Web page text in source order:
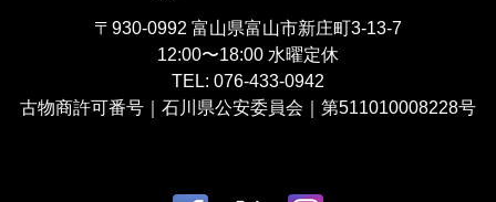
〒930-0992 富山県富山市新庄町3-13-7
12:00〜18:00 水曜定休
TEL: 076-433-0942
古物商許可番号｜石川県公安委員会｜第511010008228号